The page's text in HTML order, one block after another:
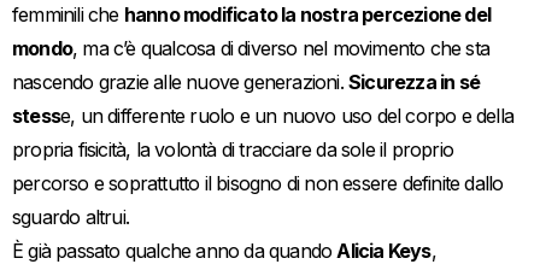
femminili che hanno modificato la nostra percezione del
mondo, ma c’è qualcosa di diverso nel movimento che sta
nascendo grazie alle nuove generazioni. Sicurezza in sé
stesse, un differente ruolo e un nuovo uso del corpo e della
propria fisicità, la volontà di tracciare da sole il proprio
percorso e soprattutto il bisogno di non essere definite dallo
sguardo altrui.
È già passato qualche anno da quando Alicia Keys,